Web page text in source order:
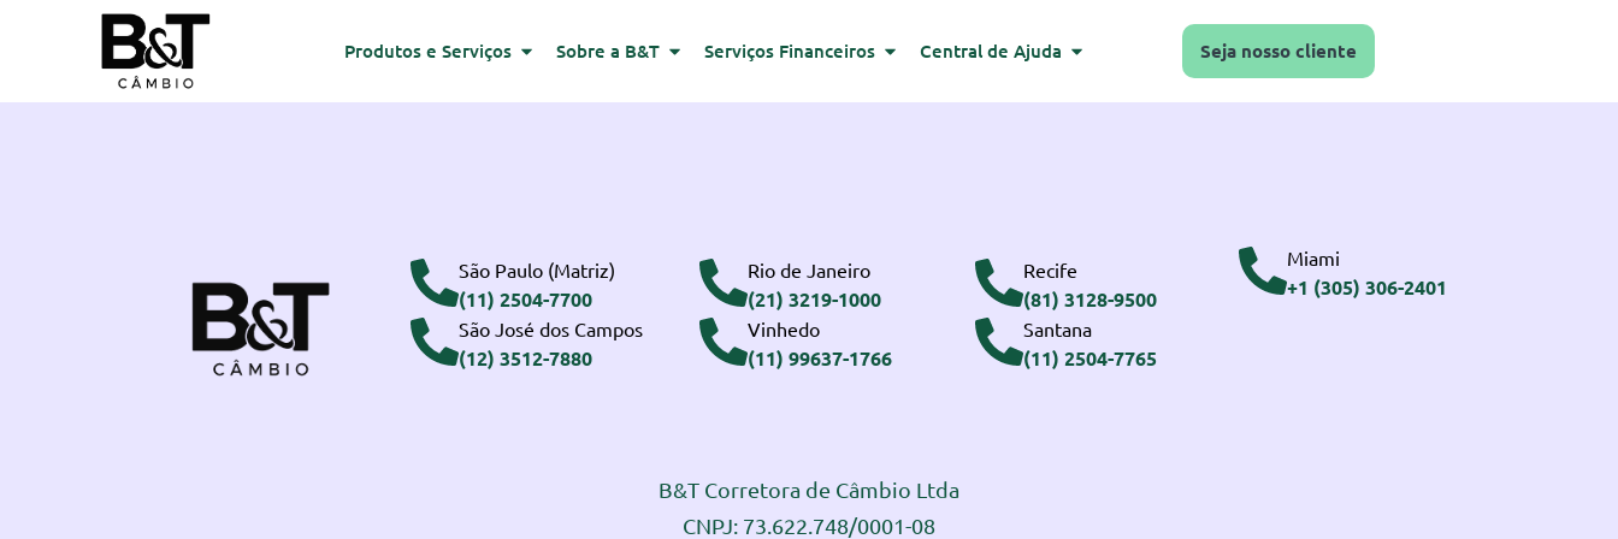
Produtos e Serviços Sobre a B&T Serviços Financeiros Central de Ajuda Seja nosso cliente
São Paulo (Matriz)
(11) 2504-7700
São José dos Campos
(12) 3512-7880
Rio de Janeiro
(21) 3219-1000
Vinhedo
(11) 99637-1766
Recife
(81) 3128-9500
Santana
(11) 2504-7765
Miami
+1 (305) 306-2401
B&T Corretora de Câmbio Ltda
CNPJ: 73.622.748/0001-08